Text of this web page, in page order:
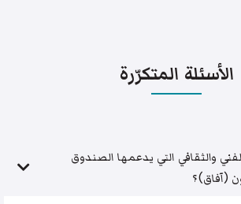
الأسئلة المتكرّرة
والثقافي التي يدعمها الصندوق
(آفاق)؟